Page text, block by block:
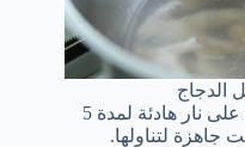
الدجاج
الخطوة السادسة : أضف الملح و اتركه على نار هادئة لمدة 5
جاهزة لتناولها.